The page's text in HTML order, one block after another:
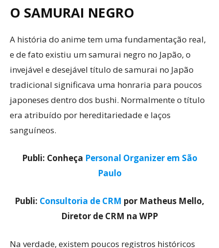
O SAMURAI NEGRO
A história do anime tem uma fundamentação real,
e de fato existiu um samurai negro no Japão, o
invejável e desejável título de samurai no Japão
tradicional significava uma honraria para poucos
japoneses dentro dos bushi. Normalmente o título
era atribuído por hereditariedade e laços
sanguíneos.
Publi: Conheça Personal Organizer em São
Paulo
Publi: Consultoria de CRM por Matheus Mello,
Diretor de CRM na WPP
Na verdade, existem poucos registros históricos